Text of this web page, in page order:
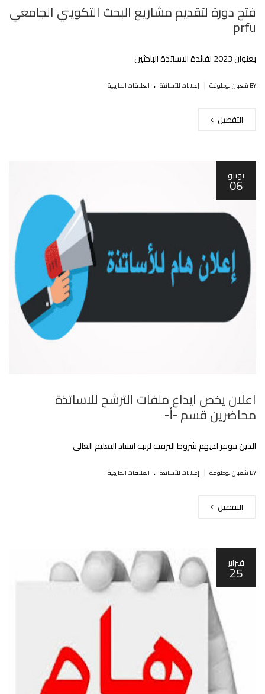
فتح دورة لتقديم مشاريع البحث التكويني الجامعي
prfu
بعنوان 2023 لفائدة الاساتذة الباحثين‎‎
BY شعبان بوحلوفة إعلانات للأساتذة . العلاقات الخارجية
التفصيل
يونيو
06
اعلان يخص ايداع ملفات الترشح للاساتذة
محاضرين قسم -أ-
الذين تتوفر لديهم شروط الترقية لرتبة استاذ التعليم العالي‎‎
BY شعبان بوحلوفة إعلانات للأساتذة . العلاقات الخارجية
التفصيل
فبراير
25